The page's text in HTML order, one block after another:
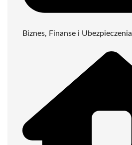
Biznes, Finanse i Ubezpieczenia